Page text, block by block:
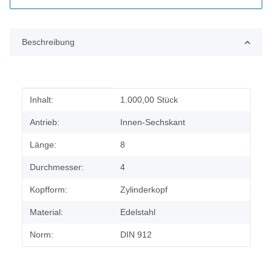
Beschreibung
Produkteigenschaft
Wert
Inhalt: 1.000,00 Stück
Antrieb: Innen-Sechskant
Länge: 8
Durchmesser: 4
Kopfform: Zylinderkopf
Material: Edelstahl
Norm: DIN 912